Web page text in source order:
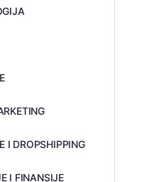
I DROPSHIPPING
I FINANSIJE